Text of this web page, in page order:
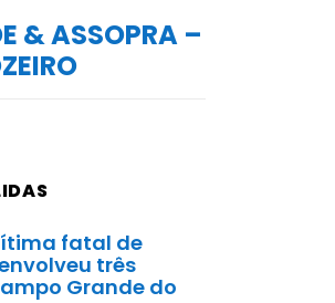
& ASSOPRA –
fatal de
três
Grande do